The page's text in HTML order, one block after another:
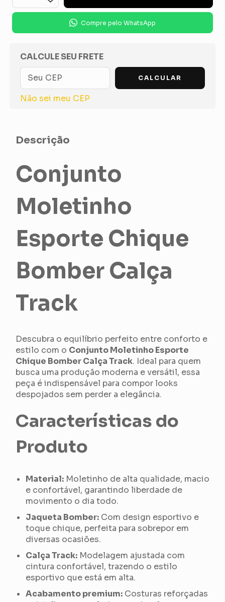
Compre pelo WhatsApp
OPÇÕES DE FRETE
CALCULE SEU FRETE
CALCULAR
Não sei meu CEP
Descrição
Conjunto
Moletinho
Esporte Chique
Bomber Calça
Track
Descubra o equilíbrio perfeito entre conforto e
estilo com o Conjunto Moletinho Esporte
Chique Bomber Calça Track. Ideal para quem
busca uma produção moderna e versátil, essa
peça é indispensável para compor looks
despojados sem perder a elegância.
Características do
Produto
Material: Moletinho de alta qualidade, macio
e confortável, garantindo liberdade de
movimento o dia todo.
Jaqueta Bomber: Com design esportivo e
toque chique, perfeita para sobrepor em
diversas ocasiões.
Calça Track: Modelagem ajustada com
cintura confortável, trazendo o estilo
esportivo que está em alta.
Acabamento premium: Costuras reforçadas